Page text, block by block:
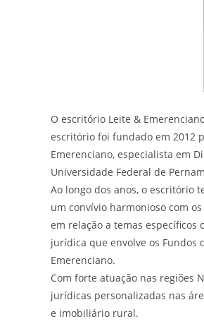
O escritório Leite &
escritório foi fundado em 2012
Emerenciano, especialista em
Universidade Federal de
Ao longo dos anos, o escritório
um convívio harmonioso com
em relação a temas específicos
jurídica que envolve os Fundos
Emerenciano.
Com forte atuação nas regiões
jurídicas personalizadas nas
e imobiliário rural.